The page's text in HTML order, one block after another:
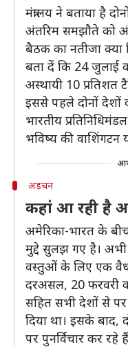
मंंत्रालय ने बताया है
अंतरिम समझौते को
बैठक का नतीजा क्या
बता दें कि 24 जुलाई
अस्थायी 10 प्रतिशत
इससे पहले दोनों देशों
भारतीय
भविष्य की वाशिंगटन
अड़चन
कहां आ रही है
अमेरिका-भारत के
मुद्दे सुलझ गए है। अभी
वस्तुओं के लिए एक वैध
दरअसल, 20 फरवरी
सहित सभी देशों से
दिया था। इसके बाद,
पर पुनर्विचार कर रहे